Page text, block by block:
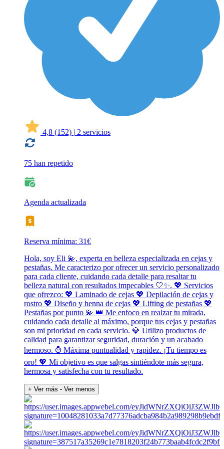
4,8 (152) | 2 servicios
75 han repetido
Agenda actualizada
Reserva mínima: 31€
Hola, soy Eli 💫, experta en belleza especializada en cejas y
pestañas. Me caracterizo por ofrecer un servicio personalizado
para cada cliente, cuidando cada detalle para resaltar tu
belleza natural con resultados impecables 🤍✨. 💖 Servicios
que ofrezco: 💖 Laminado de cejas 💖 Depilación de cejas y
rostro 💖 Diseño y henna de cejas 💖 Lifting de pestañas 💖
Pestañas por punto 💫 👑 Me enfoco en realzar tu mirada,
cuidando cada detalle al máximo, porque tus cejas y pestañas
son mi prioridad en cada servicio. 💎 Utilizo productos de
calidad para garantizar seguridad, duración y un acabado
hermoso. ⌚ Máxima puntualidad y rapidez. ¡Tu tiempo es
oro! 💖 Mi objetivo es que salgas sintiéndote más segura,
hermosa y satisfecha con tu resultado.
+ Ver más - Ver menos